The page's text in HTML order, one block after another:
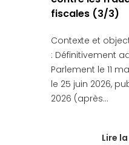
fiscales (3/3)
Contexte et
: Définitivement
Parlement le 11
le 25 juin 2026,
2026 (après…
Lire